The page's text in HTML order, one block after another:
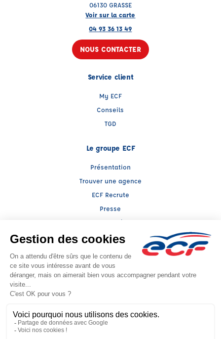
06130 GRASSE
Voir sur la carte
04 93 36 13 49
NOUS CONTACTER
Service client
My ECF
Conseils
TGD
Le groupe ECF
Présentation
Trouver une agence
ECF Recrute
Presse
Actualités
Raison sociale : ABC AU BON CONDUCTEUR - Capital social: 12195€
SIREN: 318812971 - Numéro de TVA intracommunautaire: FR 10 318812971
Agrément n°E2200600040